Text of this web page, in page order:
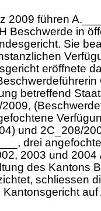
2009 führen
Beschwerde in
Sie
eröffnete
betreffend
und 2C_208/
drei
2003 und
des Kantons
schliessen